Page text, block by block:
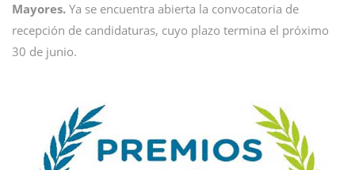
Mayores. Ya se encuentra abierta la convocatoria de
recepción de candidaturas, cuyo plazo termina el próximo
30 de junio.